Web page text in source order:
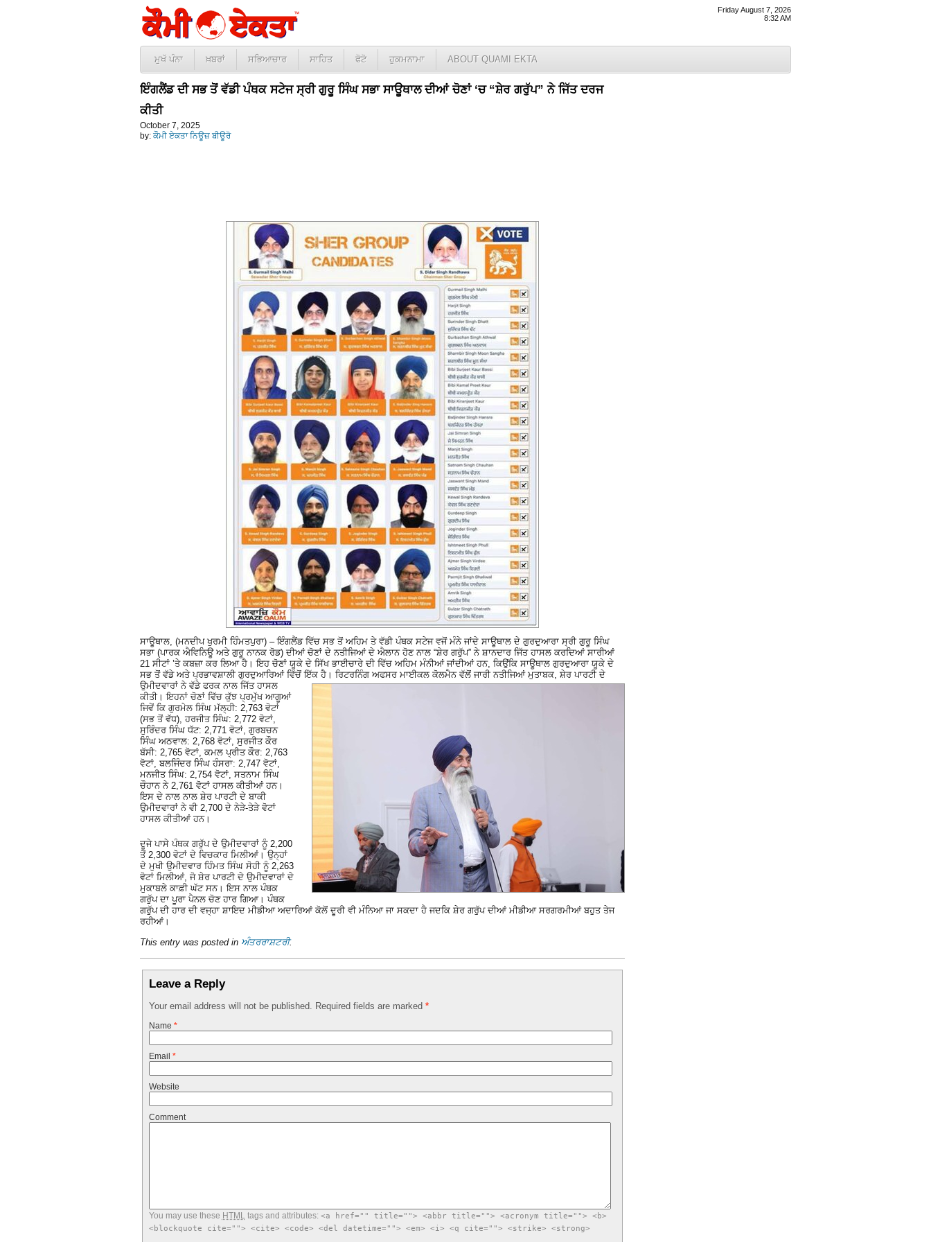
Friday August 7, 2026
8:32 AM
ਮੁਖੱ ਪੰਨਾ ਖ਼ਬਰਾਂ ਸਭਿਆਚਾਰ ਸਾਹਿਤ ਫੋਟੋ ਹੁਕਮਨਾਮਾ ABOUT QUAMI EKTA
ਇੰਗਲੈਂਡ ਦੀ ਸਭ ਤੋਂ ਵੱਡੀ ਪੰਥਕ ਸਟੇਜ ਸ੍ਰੀ ਗੁਰੂ ਸਿੰਘ ਸਭਾ ਸਾਊਥਾਲ ਦੀਆਂ ਚੋਣਾਂ ‘ਚ “ਸ਼ੇਰ ਗਰੁੱਪ” ਨੇ ਜਿੱਤ ਦਰਜ
ਕੀਤੀ
October 7, 2025
by: ਕੌਮੀ ਏਕਤਾ ਨਿਊਜ਼ ਬੀਊਰੋ
ਸਾਊਥਾਲ, (ਮਨਦੀਪ ਖੁਰਮੀ ਹਿੰਮਤਪੁਰਾ) – ਇੰਗਲੈਂਡ ਵਿੱਚ ਸਭ ਤੋਂ ਅਹਿਮ ਤੇ ਵੱਡੀ ਪੰਥਕ ਸਟੇਜ ਵਜੋਂ ਮੰਨੇ ਜਾਂਦੇ ਸਾਊਥਾਲ ਦੇ ਗੁਰਦੁਆਰਾ ਸ੍ਰੀ ਗੁਰੂ ਸਿੰਘ
ਸਭਾ (ਪਾਰਕ ਐਵਿਨਿਊ ਅਤੇ ਗੁਰੂ ਨਾਨਕ ਰੋਡ) ਦੀਆਂ ਚੋਣਾਂ ਦੇ ਨਤੀਜਿਆਂ ਦੇ ਐਲਾਨ ਹੋਣ ਨਾਲ “ਸ਼ੇਰ ਗਰੁੱਪ” ਨੇ ਸ਼ਾਨਦਾਰ ਜਿੱਤ ਹਾਸਲ ਕਰਦਿਆਂ ਸਾਰੀਆਂ
21 ਸੀਟਾਂ ’ਤੇ ਕਬਜ਼ਾ ਕਰ ਲਿਆ ਹੈ। ਇਹ ਚੋਣਾਂ ਯੂਕੇ ਦੇ ਸਿੱਖ ਭਾਈਚਾਰੇ ਦੀ ਵਿੱਚ ਅਹਿਮ ਮੰਨੀਆਂ ਜਾਂਦੀਆਂ ਹਨ, ਕਿਉਂਕਿ ਸਾਊਥਾਲ ਗੁਰਦੁਆਰਾ ਯੂਕੇ ਦੇ
ਸਭ ਤੋਂ ਵੱਡੇ ਅਤੇ ਪ੍ਰਭਾਵਸ਼ਾਲੀ ਗੁਰਦੁਆਰਿਆਂ ਵਿੱਚੋਂ ਇੱਕ ਹੈ। ਰਿਟਰਨਿੰਗ ਅਫਸਰ ਮਾਈਕਲ ਕੋਲਮੈਨ ਵੱਲੋਂ ਜਾਰੀ ਨਤੀਜਿਆਂ ਮੁਤਾਬਕ, ਸ਼ੇਰ ਪਾਰਟੀ ਦੇ
ਉਮੀਦਵਾਰਾਂ ਨੇ ਵੱਡੇ ਫਰਕ ਨਾਲ ਜਿੱਤ ਹਾਸਲ
ਕੀਤੀ। ਇਹਨਾਂ ਚੋਣਾਂ ਵਿੱਚ ਕੁੱਝ ਪ੍ਰਮੁੱਖ ਆਗੂਆਂ
ਜਿਵੇਂ ਕਿ ਗੁਰਮੇਲ ਸਿੰਘ ਮੱਲ੍ਹੀ: 2,763 ਵੋਟਾਂ
(ਸਭ ਤੋਂ ਵੱਧ), ਹਰਜੀਤ ਸਿੰਘ: 2,772 ਵੋਟਾਂ,
ਸੁਰਿੰਦਰ ਸਿੰਘ ਧੱਟ: 2,771 ਵੋਟਾਂ, ਗੁਰਬਚਨ
ਸਿੰਘ ਅਠਵਾਲ: 2,768 ਵੋਟਾਂ, ਸੁਰਜੀਤ ਕੌਰ
ਬੱਸੀ: 2,765 ਵੋਟਾਂ, ਕਮਲ ਪ੍ਰੀਤ ਕੌਰ: 2,763
ਵੋਟਾਂ, ਬਲਜਿੰਦਰ ਸਿੰਘ ਹੰਸਰਾ: 2,747 ਵੋਟਾਂ,
ਮਨਜੀਤ ਸਿੰਘ: 2,754 ਵੋਟਾਂ, ਸਤਨਾਮ ਸਿੰਘ
ਚੌਹਾਨ ਨੇ 2,761 ਵੋਟਾਂ ਹਾਸਲ ਕੀਤੀਆਂ ਹਨ।
ਇਸ ਦੇ ਨਾਲ ਨਾਲ ਸ਼ੇਰ ਪਾਰਟੀ ਦੇ ਬਾਕੀ
ਉਮੀਦਵਾਰਾਂ ਨੇ ਵੀ 2,700 ਦੇ ਨੇੜੇ-ਤੇੜੇ ਵੋਟਾਂ
ਹਾਸਲ ਕੀਤੀਆਂ ਹਨ।
ਦੂਜੇ ਪਾਸੇ ਪੰਥਕ ਗਰੁੱਪ ਦੇ ਉਮੀਦਵਾਰਾਂ ਨੂੰ 2,200
ਤੋਂ 2,300 ਵੋਟਾਂ ਦੇ ਵਿਚਕਾਰ ਮਿਲੀਆਂ। ਉਨ੍ਹਾਂ
ਦੇ ਮੁਖੀ ਉਮੀਦਵਾਰ ਹਿੰਮਤ ਸਿੰਘ ਸੋਹੀ ਨੂੰ 2,263
ਵੋਟਾਂ ਮਿਲੀਆਂ, ਜੋ ਸ਼ੇਰ ਪਾਰਟੀ ਦੇ ਉਮੀਦਵਾਰਾਂ ਦੇ
ਮੁਕਾਬਲੇ ਕਾਫ਼ੀ ਘੱਟ ਸਨ। ਇਸ ਨਾਲ ਪੰਥਕ
ਗਰੁੱਪ ਦਾ ਪੂਰਾ ਪੈਨਲ ਚੋਣ ਹਾਰ ਗਿਆ। ਪੰਥਕ
ਗਰੁੱਪ ਦੀ ਹਾਰ ਦੀ ਵਜ੍ਹਾ ਸ਼ਾਇਦ ਮੀਡੀਆ ਅਦਾਰਿਆਂ ਕੋਲੋਂ ਦੂਰੀ ਵੀ ਮੰਨਿਆ ਜਾ ਸਕਦਾ ਹੈ ਜਦਕਿ ਸ਼ੇਰ ਗਰੁੱਪ ਦੀਆਂ ਮੀਡੀਆ ਸਰਗਰਮੀਆਂ ਬਹੁਤ ਤੇਜ
ਰਹੀਆਂ।
This entry was posted in ਅੰਤਰਰਾਸ਼ਟਰੀ.
Leave a Reply
Your email address will not be published. Required fields are marked *
Name *
Email *
Website
Comment
You may use these HTMLtags and attributes: <a href="" title=""> <abbr title=""> <acronym title=""> <b>
<blockquote cite=""> <cite> <code> <del datetime=""> <em> <i> <q cite=""> <strike> <strong>